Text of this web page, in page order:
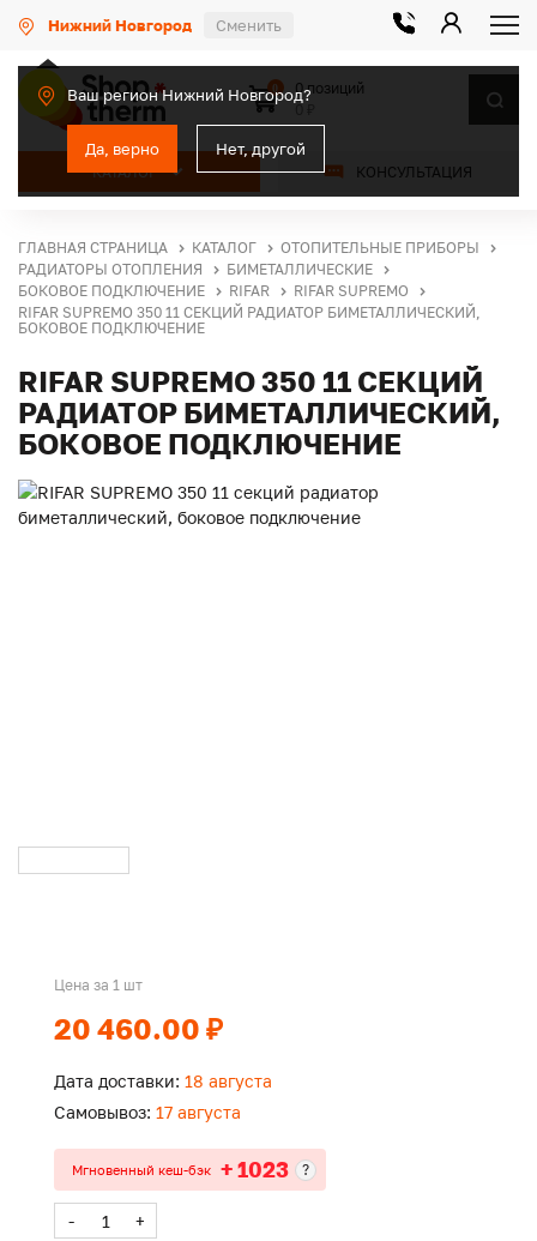
Нижний Новгород Сменить
Ваш регион Нижний Новгород?
Да, верно Нет, другой
КАТАЛОГ КОНСУЛЬТАЦИЯ
0
0 позиций
ГЛАВНАЯ СТРАНИЦА КАТАЛОГ
ОТОПИТЕЛЬНЫЕ ПРИБОРЫ
РАДИАТОРЫ ОТОПЛЕНИЯ
БИМЕТАЛЛИЧЕСКИЕ
БОКОВОЕ ПОДКЛЮЧЕНИЕ
RIFAR
RIFAR SUPREMO
RIFAR SUPREMO 350 11 СЕКЦИЙ РАДИАТОР БИМЕТАЛЛИЧЕСКИЙ,
БОКОВОЕ ПОДКЛЮЧЕНИЕ
RIFAR SUPREMO 350 11 СЕКЦИЙ
РАДИАТОР БИМЕТАЛЛИЧЕСКИЙ,
БОКОВОЕ ПОДКЛЮЧЕНИЕ
Цена за 1 шт
20 460.00 ₽
Дата доставки: 18 августа
Самовывоз: 17 августа
Мгновенный кеш-бэк + 1023 ?
- +